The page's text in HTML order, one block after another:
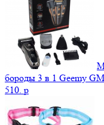
бороды 3 в 1 Geemy
510. p